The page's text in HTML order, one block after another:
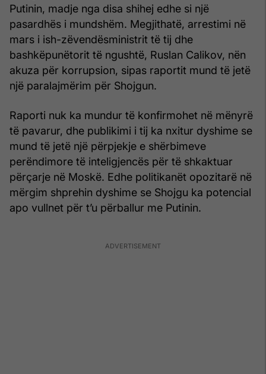
Putinin, madje nga disa shihej edhe si një
pasardhës i mundshëm. Megjithatë, arrestimi në
mars i ish-zëvendësministrit të tij dhe
bashkëpunëtorit të ngushtë, Ruslan Calikov, nën
akuza për korrupsion, sipas raportit mund të jetë
një paralajmërim për Shojgun.
Raporti nuk ka mundur të konfirmohet në mënyrë
të pavarur, dhe publikimi i tij ka nxitur dyshime se
mund të jetë një përpjekje e shërbimeve
perëndimore të inteligjencës për të shkaktuar
përçarje në Moskë. Edhe politikanët opozitarë në
mërgim shprehin dyshime se Shojgu ka potencial
apo vullnet për t’u përballur me Putinin.